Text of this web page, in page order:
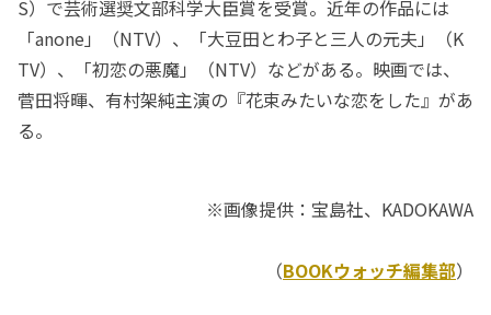
S）で芸術選奨文部科学大臣賞を受賞。近年の作品には
「anone」（NTV）、「大豆田とわ子と三人の元夫」（K
TV）、「初恋の悪魔」（NTV）などがある。映画では、
菅田将暉、有村架純主演の『花束みたいな恋をした』があ
る。
※画像提供：宝島社、KADOKAWA
（BOOKウォッチ編集部）